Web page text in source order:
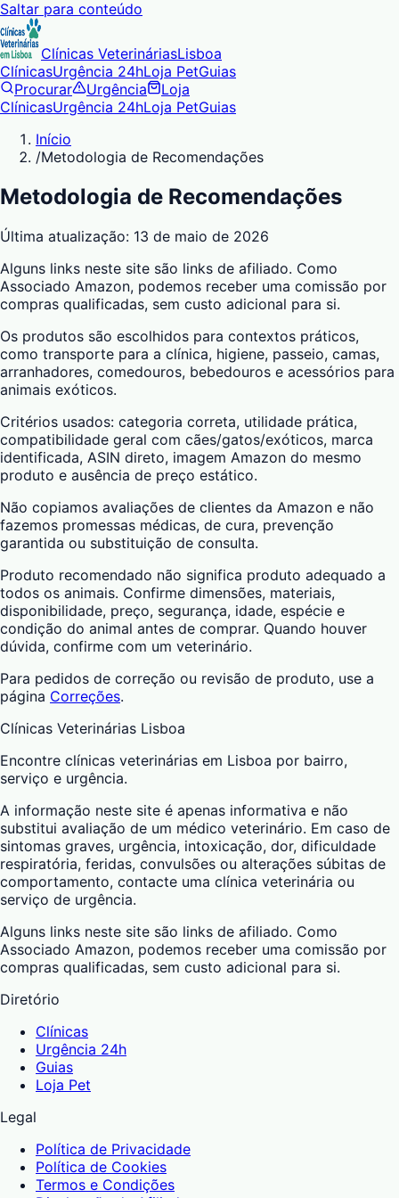
Saltar para conteúdo
Clínicas VeterináriasLisboa
ClínicasUrgência 24hLoja PetGuias
Procurar
Urgência
Loja
ClínicasUrgência 24hLoja PetGuias
Início
/Metodologia de Recomendações
Metodologia de Recomendações
Última atualização: 13 de maio de 2026
Alguns links neste site são links de afiliado. Como
Associado Amazon, podemos receber uma comissão por
compras qualificadas, sem custo adicional para si.
Os produtos são escolhidos para contextos práticos,
como transporte para a clínica, higiene, passeio, camas,
arranhadores, comedouros, bebedouros e acessórios para
animais exóticos.
Critérios usados: categoria correta, utilidade prática,
compatibilidade geral com cães/gatos/exóticos, marca
identificada, ASIN direto, imagem Amazon do mesmo
produto e ausência de preço estático.
Não copiamos avaliações de clientes da Amazon e não
fazemos promessas médicas, de cura, prevenção
garantida ou substituição de consulta.
Produto recomendado não significa produto adequado a
todos os animais. Confirme dimensões, materiais,
disponibilidade, preço, segurança, idade, espécie e
condição do animal antes de comprar. Quando houver
dúvida, confirme com um veterinário.
Para pedidos de correção ou revisão de produto, use a
página Correções.
Clínicas Veterinárias Lisboa
Encontre clínicas veterinárias em Lisboa por bairro,
serviço e urgência.
A informação neste site é apenas informativa e não
substitui avaliação de um médico veterinário. Em caso de
sintomas graves, urgência, intoxicação, dor, dificuldade
respiratória, feridas, convulsões ou alterações súbitas de
comportamento, contacte uma clínica veterinária ou
serviço de urgência.
Alguns links neste site são links de afiliado. Como
Associado Amazon, podemos receber uma comissão por
compras qualificadas, sem custo adicional para si.
Diretório
Clínicas
Urgência 24h
Guias
Loja Pet
Legal
Política de Privacidade
Política de Cookies
Termos e Condições